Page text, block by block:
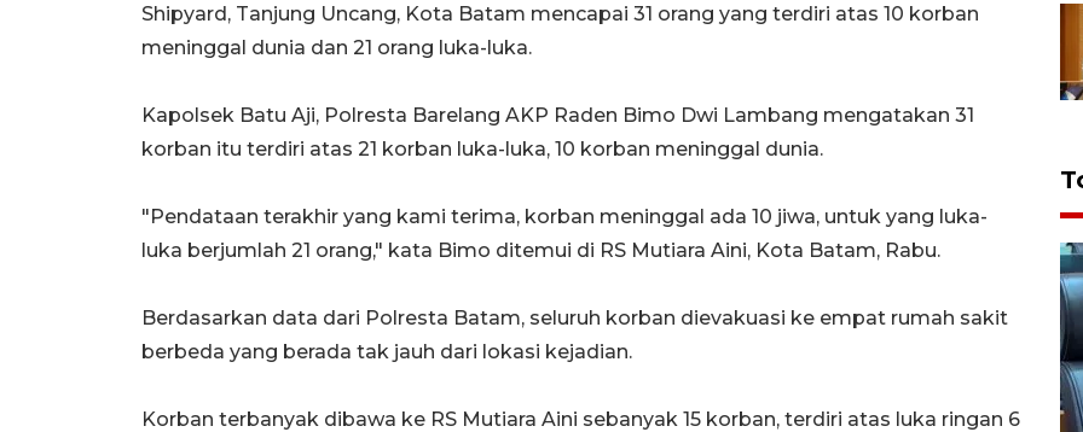
Shipyard, Tanjung Uncang, Kota Batam mencapai 31 orang yang terdiri atas 10 korban
meninggal dunia dan 21 orang luka-luka.
Kapolsek Batu Aji, Polresta Barelang AKP Raden Bimo Dwi Lambang mengatakan 31
korban itu terdiri atas 21 korban luka-luka, 10 korban meninggal dunia.
"Pendataan terakhir yang kami terima, korban meninggal ada 10 jiwa, untuk yang luka-
luka berjumlah 21 orang," kata Bimo ditemui di RS Mutiara Aini, Kota Batam, Rabu.
Berdasarkan data dari Polresta Batam, seluruh korban dievakuasi ke empat rumah sakit
berbeda yang berada tak jauh dari lokasi kejadian.
Korban terbanyak dibawa ke RS Mutiara Aini sebanyak 15 korban, terdiri atas luka ringan 6